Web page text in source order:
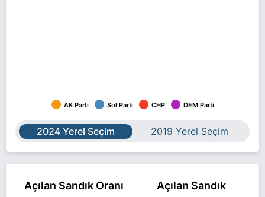
AK Parti Sol Parti CHP DEM Parti
2024 Yerel Seçim 2019 Yerel Seçim
Açılan Sandık Oranı Açılan Sandık